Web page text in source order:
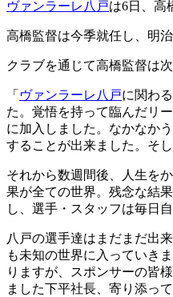
ヴァンラーレ八戸は6日、高
高橋監督は今季就任し、明
クラブを通じて高橋監督は
「 ヴァンラーレ八戸に関わ
た。覚悟を持って臨んだリ
に加入しました。なかなか
することが出来ました。そ
それから数週間後、人生を
果が全ての世界。残念な結
し、選手・スタッフは毎日
八戸の選手達はまだまだ出
も未知の世界に入っていき
りますが、スポンサーの皆
ました下平社長、寄り添っ